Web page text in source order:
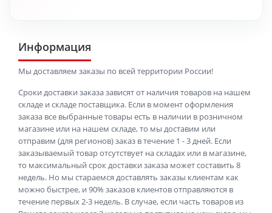
Информация
Мы доставляем заказы по всей территории России!
Сроки доставки заказа зависят от наличия товаров на нашем
складе и складе поставщика. Если в момент оформления
заказа все выбранные товары есть в наличии в розничном
магазине или на нашем складе, то мы доставим или
отправим (для регионов) заказ в течение 1 - 3 дней. Если
заказываемый товар отсутствует на складах или в магазине,
то максимальный срок доставки заказа может составить 8
недель. Но мы стараемся доставлять заказы клиентам как
можно быстрее, и 90% заказов клиентов отправляются в
течение первых 2-3 недель. В случае, если часть товаров из